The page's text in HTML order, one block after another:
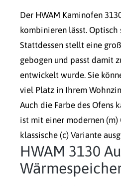
Der HWAM Kaminofen
kombinieren lässt.
Stattdessen stellt eine
gebogen und passt damit
entwickelt wurde. Sie
viel Platz in Ihrem
Auch die Farbe des Ofens
ist mit einer modernen (m)
klassische (c) Variante
HWAM 3130